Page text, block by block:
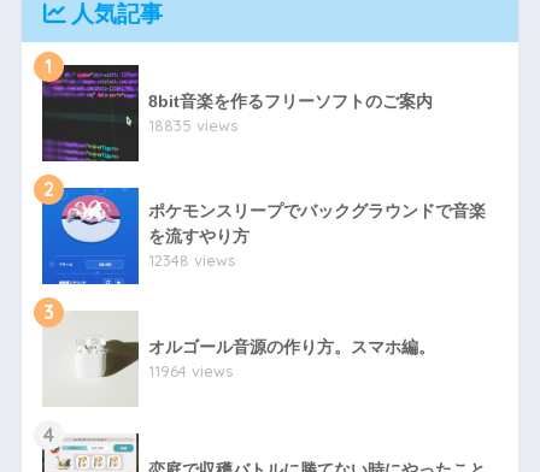
人気記事
1
8bit音楽を作るフリーソフトのご案内
18835 views
2
ポケモンスリープでバックグラウンドで音楽
を流すやり方
12348 views
3
オルゴール音源の作り方。スマホ編。
11964 views
4